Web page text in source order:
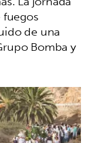
de una
Bomba y